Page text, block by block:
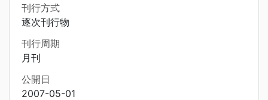
刊行方式
逐次刊行物
刊行周期
月刊
公開日
2007-05-01